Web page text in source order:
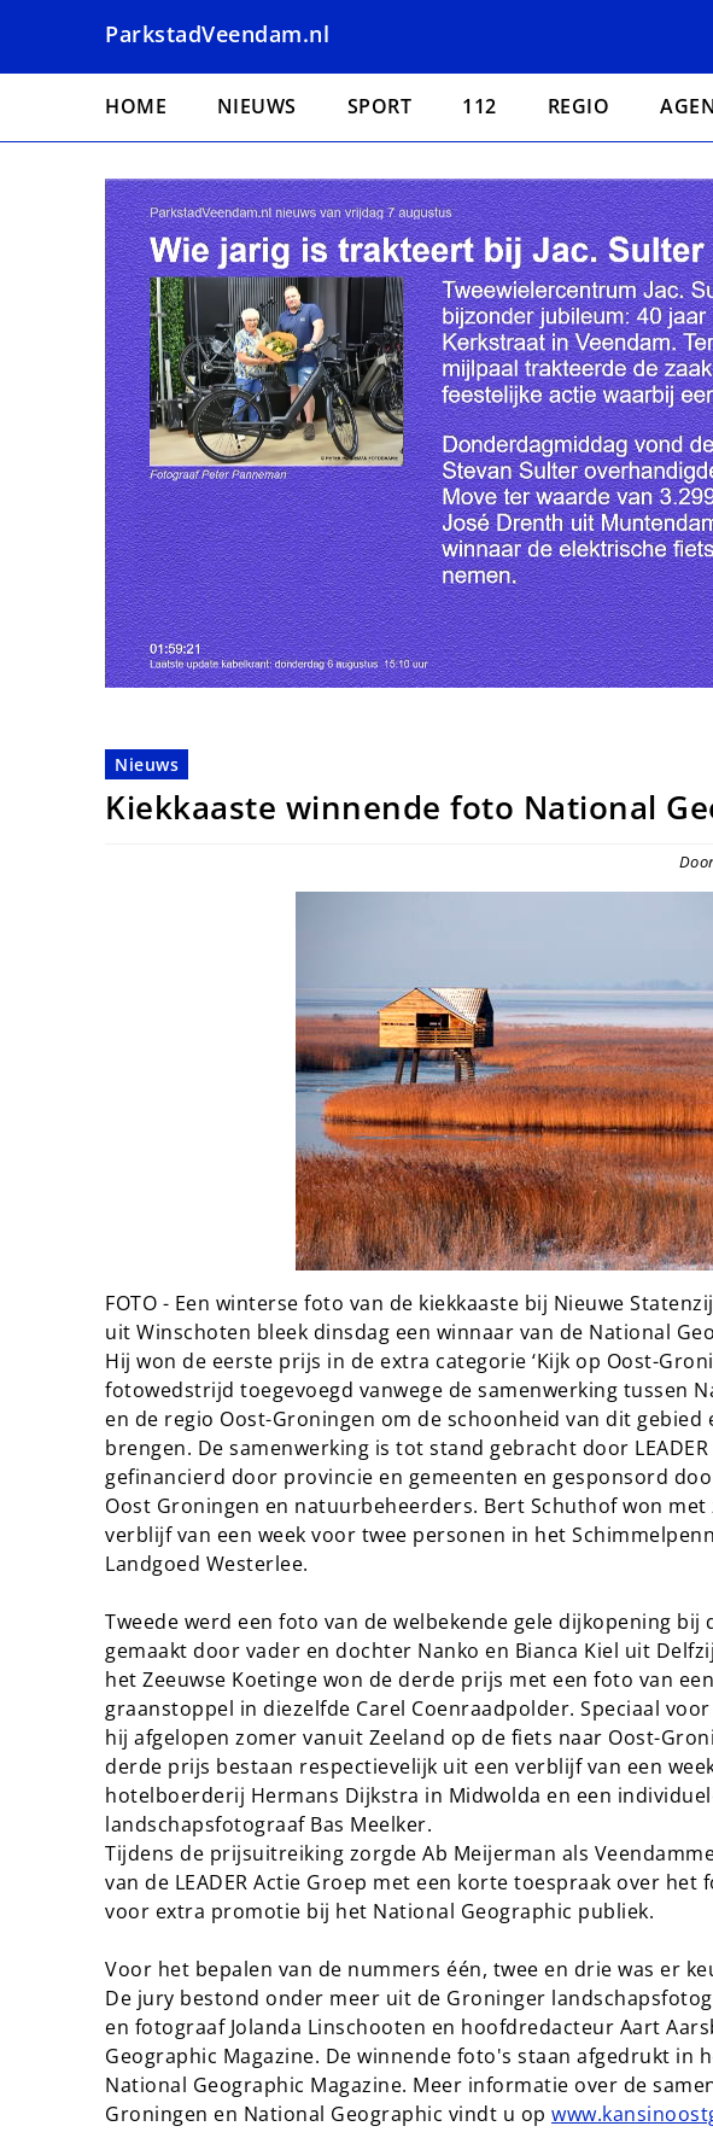
naar
ParkstadVeendam.nl
Hoofdnavigatie
HOME NIEUWS SPORT 112 REGIO
Nieuws
Kiekkaaste winnende foto National
FOTO - Een winterse foto van de kiekkaaste bij Nieuwe
uit Winschoten bleek dinsdag een winnaar van de National
Hij won de eerste prijs in de extra categorie ‘Kijk op Oost-
fotowedstrijd toegevoegd vanwege de samenwerking tussen
en de regio Oost-Groningen om de schoonheid van dit
brengen. De samenwerking is tot stand gebracht door
gefinancierd door provincie en gemeenten en gesponsord
Oost Groningen en natuurbeheerders. Bert Schuthof won
verblijf van een week voor twee personen in het
Landgoed Westerlee.
Tweede werd een foto van de welbekende gele dijkopening bij
gemaakt door vader en dochter Nanko en Bianca Kiel uit
het Zeeuwse Koetinge won de derde prijs met een foto van
graanstoppel in diezelfde Carel Coenraadpolder. Speciaal
hij afgelopen zomer vanuit Zeeland op de fiets naar Oost-
derde prijs bestaan respectievelijk uit een verblijf van een
hotelboerderij Hermans Dijkstra in Midwolda en een
landschapsfotograaf Bas Meelker.
Tijdens de prijsuitreiking zorgde Ab Meijerman als
van de LEADER Actie Groep met een korte toespraak over het
voor extra promotie bij het National Geographic publiek.
Voor het bepalen van de nummers één, twee en drie was er
De jury bestond onder meer uit de Groninger
en fotograaf Jolanda Linschooten en hoofdredacteur Aart
Geographic Magazine. De winnende foto's staan afgedrukt in
National Geographic Magazine. Meer informatie over de
Groningen en National Geographic vindt u op